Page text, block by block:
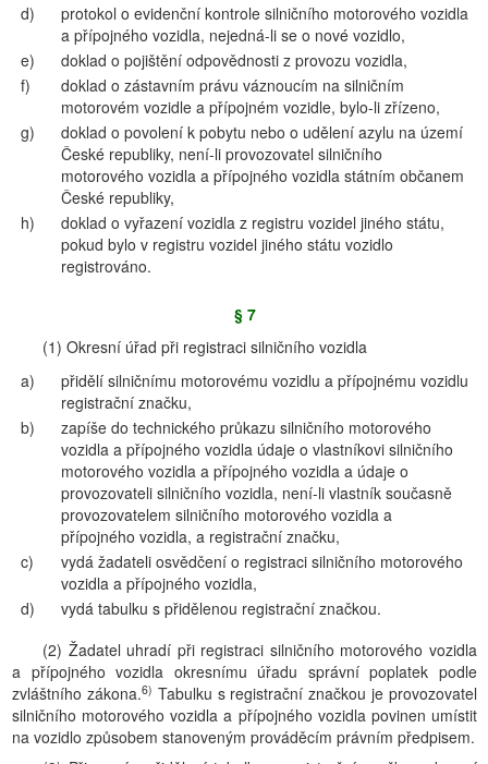
d)
protokol o evidenční kontrole silničního motorového vozidla
a přípojného vozidla, nejedná-li se o nové vozidlo,
e)
doklad o pojištění odpovědnosti z provozu vozidla,
f)
doklad o zástavním právu váznoucím na silničním
motorovém vozidle a přípojném vozidle, bylo-li zřízeno,
g)
doklad o povolení k pobytu nebo o udělení azylu na území
České republiky, není-li provozovatel silničního
motorového vozidla a přípojného vozidla státním občanem
České republiky,
h)
doklad o vyřazení vozidla z registru vozidel jiného státu,
pokud bylo v registru vozidel jiného státu vozidlo
registrováno.
§ 7
(1) Okresní úřad při registraci silničního vozidla
a)
přidělí silničnímu motorovému vozidlu a přípojnému vozidlu
registrační značku,
b)
zapíše do technického průkazu silničního motorového
vozidla a přípojného vozidla údaje o vlastníkovi silničního
motorového vozidla a přípojného vozidla a údaje o
provozovateli silničního vozidla, není-li vlastník současně
provozovatelem silničního motorového vozidla a
přípojného vozidla, a registrační značku,
c)
vydá žadateli osvědčení o registraci silničního motorového
vozidla a přípojného vozidla,
d)
vydá tabulku s přidělenou registrační značkou.
(2) Žadatel uhradí při registraci silničního motorového vozidla
a přípojného vozidla okresnímu úřadu správní poplatek podle
zvláštního zákona.6) Tabulku s registrační značkou je provozovatel
silničního motorového vozidla a přípojného vozidla povinen umístit
na vozidlo způsobem stanoveným prováděcím právním předpisem.